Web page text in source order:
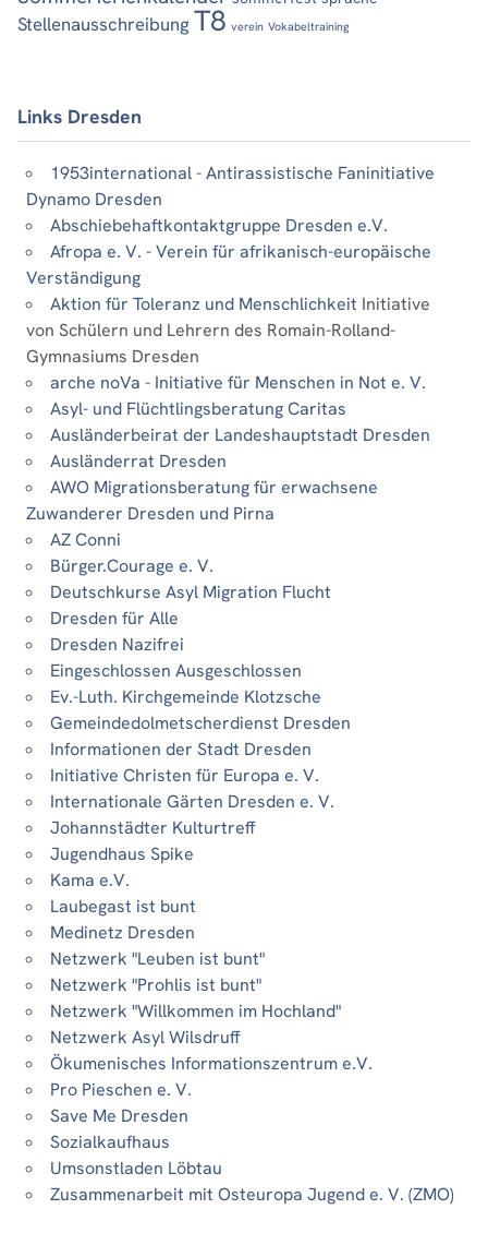
Stellenausschreibung T8 verein Vokabeltraining
Links Dresden
1953international - Antirassistische Faninitiative
Dynamo Dresden
Abschiebehaftkontaktgruppe Dresden e.V.
Afropa e. V. - Verein für afrikanisch-europäische
Verständigung
Aktion für Toleranz und Menschlichkeit Initiative
von Schülern und Lehrern des Romain-Rolland-
Gymnasiums Dresden
arche noVa - Initiative für Menschen in Not e. V.
Asyl- und Flüchtlingsberatung Caritas
Ausländerbeirat der Landeshauptstadt Dresden
Ausländerrat Dresden
AWO Migrationsberatung für erwachsene
Zuwanderer Dresden und Pirna
AZ Conni
Bürger.Courage e. V.
Deutschkurse Asyl Migration Flucht
Dresden für Alle
Dresden Nazifrei
Eingeschlossen Ausgeschlossen
Ev.-Luth. Kirchgemeinde Klotzsche
Gemeindedolmetscherdienst Dresden
Informationen der Stadt Dresden
Initiative Christen für Europa e. V.
Internationale Gärten Dresden e. V.
Johannstädter Kulturtreff
Jugendhaus Spike
Kama e.V.
Laubegast ist bunt
Medinetz Dresden
Netzwerk "Leuben ist bunt"
Netzwerk "Prohlis ist bunt"
Netzwerk "Willkommen im Hochland"
Netzwerk Asyl Wilsdruff
Ökumenisches Informationszentrum e.V.
Pro Pieschen e. V.
Save Me Dresden
Sozialkaufhaus
Umsonstladen Löbtau
Zusammenarbeit mit Osteuropa Jugend e. V. (ZMO)